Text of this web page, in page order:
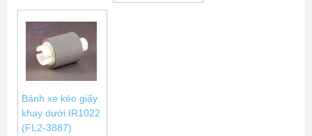
Bánh xe kéo giấy
khay dưới IR1022
(FL2-3887)